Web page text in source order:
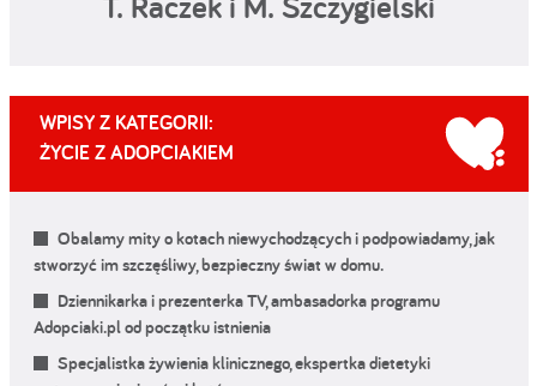
WPISY Z KATEGORII:
ŻYCIE Z ADOPCIAKIEM
Obalamy mity o kotach niewychodzących i podpowiadamy, jak
stworzyć im szczęśliwy, bezpieczny świat w domu.
Dziennikarka i prezenterka TV, ambasadorka programu
Adopciaki.pl od początku istnienia
Specjalistka żywienia klinicznego, ekspertka dietetyki